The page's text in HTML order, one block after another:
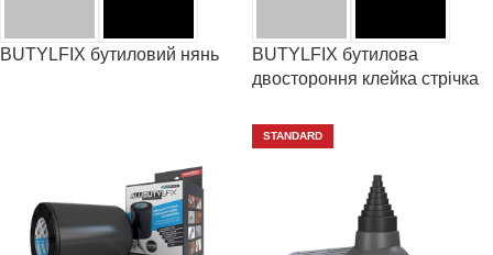
BUTYLFIX бутиловий нянь
BUTYLFIX бутилова
двостороння клейка стрічка
STANDARD